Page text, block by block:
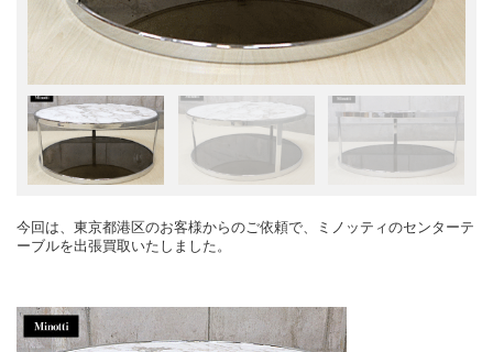
今回は、東京都港区のお客様からのご依頼で、ミノッティのセンターテ
ーブルを出張買取いたしました。